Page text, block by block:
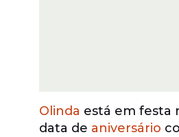
Olinda está em festa
data de aniversário